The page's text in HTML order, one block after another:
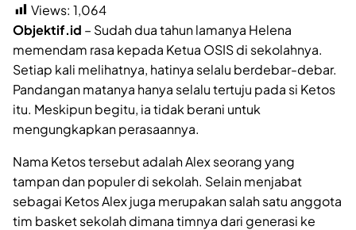
Views: 1,064
Objektif.id – Sudah dua tahun lamanya Helena
memendam rasa kepada Ketua OSIS di sekolahnya.
Setiap kali melihatnya, hatinya selalu berdebar-debar.
Pandangan matanya hanya selalu tertuju pada si Ketos
itu. Meskipun begitu, ia tidak berani untuk
mengungkapkan perasaannya.
Nama Ketos tersebut adalah Alex seorang yang
tampan dan populer di sekolah. Selain menjabat
sebagai Ketos Alex juga merupakan salah satu anggota
tim basket sekolah dimana timnya dari generasi ke